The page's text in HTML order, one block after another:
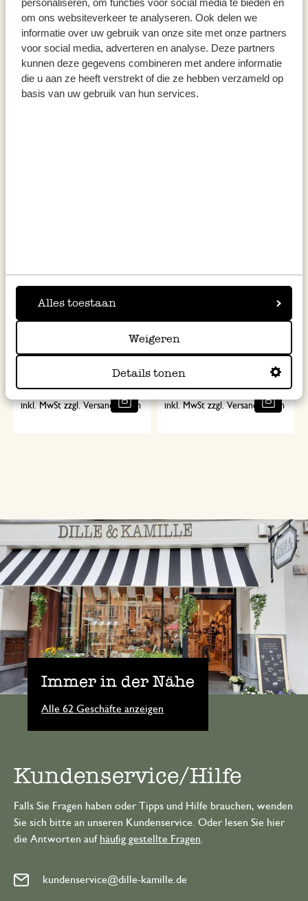
personaliseren, om functies voor social media te bieden en
om ons websiteverkeer te analyseren. Ook delen we
informatie over uw gebruik van onze site met onze partners
voor social media, adverteren en analyse. Deze partners
kunnen deze gegevens combineren met andere informatie
die u aan ze heeft verstrekt of die ze hebben verzameld op
basis van uw gebruik van hun services.
Alles toestaan
Weigeren
Details tonen
Baumwolle, hellgrün, 70 x 140
cm
Handtuch, recyc. Baumwolle,
hellblau, 50 x 100 cm
Handtuch, recycelte
Baumwolle, olivgrün, 50 x 100
cm
inkl. MwSt zzgl. Versandkosten
Handtuch, recycelte
Baumwolle, olivgrün, 70 x 140
cm
19,95
inkl. MwSt zzgl. Versandkosten
Immer in der Nähe
Alle 62 Geschäfte anzeigen
Kundenservice/Hilfe
Falls Sie Fragen haben oder Tipps und Hilfe brauchen, wenden
Sie sich bitte an unseren Kundenservice. Oder lesen Sie hier
die Antworten auf häufig gestellte Fragen
kundenservice@dille-kamille.de